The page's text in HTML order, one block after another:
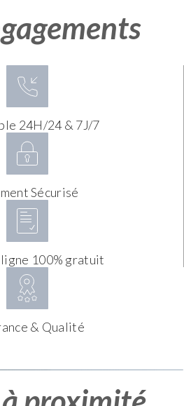
24H/24 & 7J/7
Sécurisé
100% gratuit
& Qualité